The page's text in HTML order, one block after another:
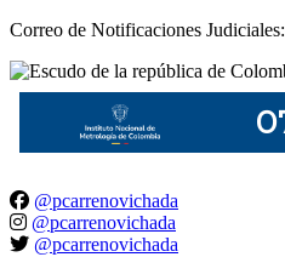
Correo de Notificaciones Judiciales:
@pcarrenovichada
@pcarrenovichada
@pcarrenovichada